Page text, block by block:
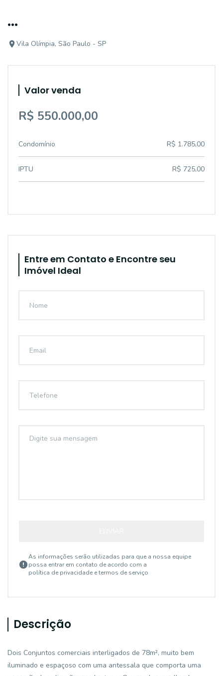
...
Vila Olímpia, São Paulo - SP
Valor venda
R$ 550.000,00
Condomínio R$ 1.785,00
IPTU R$ 725,00
Entre em Contato e Encontre seu
Imóvel Ideal
As informações serão utilizadas para que a nossa equipe
possa entrar em contato de acordo com a
política de privacidade e termos de serviço
Descrição
Dois Conjuntos comerciais interligados de 78m², muito bem
iluminado e espaçoso com uma antessala que comporta uma